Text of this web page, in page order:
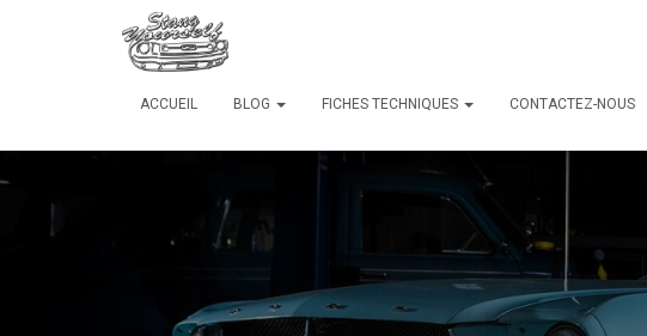
ACCUEIL BLOG FICHES TECHNIQUES CONTACTEZ-NOUS